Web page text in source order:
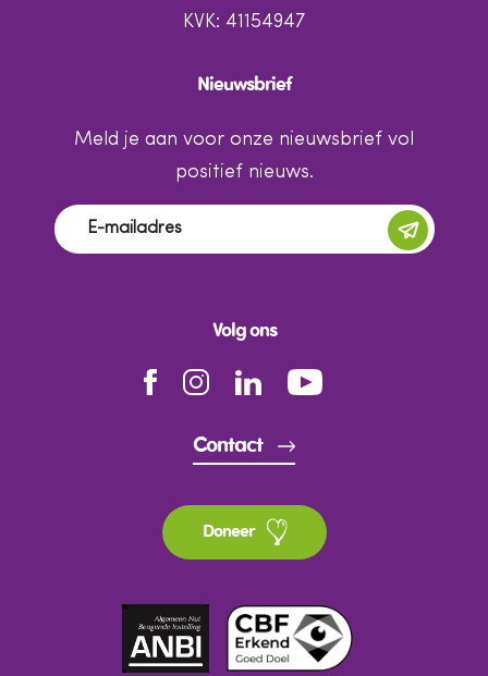
KVK: 41154947
Nieuwsbrief
Meld je aan voor onze nieuwsbrief vol
positief nieuws.
Volg ons
Contact
Doneer